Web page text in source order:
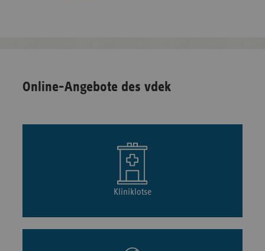
Online-Angebote des vdek
Kliniklotse